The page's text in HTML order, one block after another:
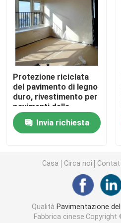
Rivestimento per
Carta nera del cartone
Nastro adesivo respirabile
Carta di rotolo
Carta colorata Rolls
Carta riciclata del cartone
Protezione riciclata
del pavimento di legno
duro, rivestimento per
pavimenti della
costruzione della
carta di pasta di
cellulosa
Invia richiesta
Casa Circa noi
Qualità Pavimentazione
Fabbrica cinese.Copyright